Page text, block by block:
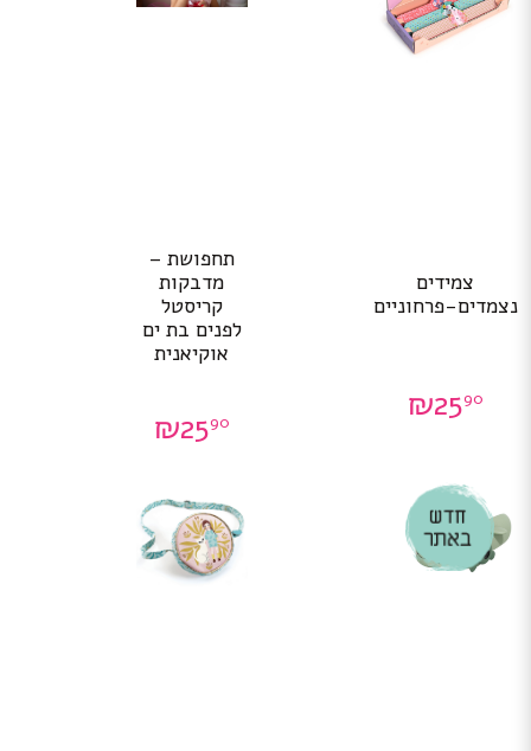
צמידים
נצמדים-פרחוניים
₪2590
תחפושת –
מדבקות
קריסטל
לפנים בת ים
אוקיאנית
₪2590